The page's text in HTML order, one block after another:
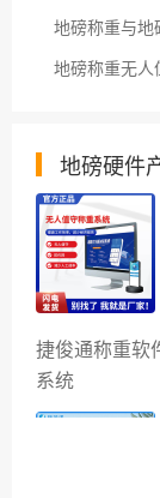
地磅称重与地
地磅称重无
地磅硬件
捷俊通称重软
系统